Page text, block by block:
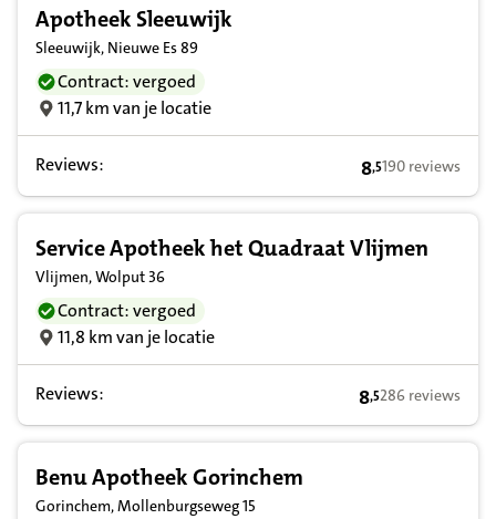
Apotheek Sleeuwijk
Sleeuwijk, Nieuwe Es 89
Contract: vergoed
11,7 km van je locatie
Reviews: 8,5 op basis van
8,5190 reviews
Service Apotheek het Quadraat Vlijmen
Vlijmen, Wolput 36
Contract: vergoed
11,8 km van je locatie
Reviews: 8,5 op basis van
8,5286 reviews
Benu Apotheek Gorinchem
Gorinchem, Mollenburgseweg 15